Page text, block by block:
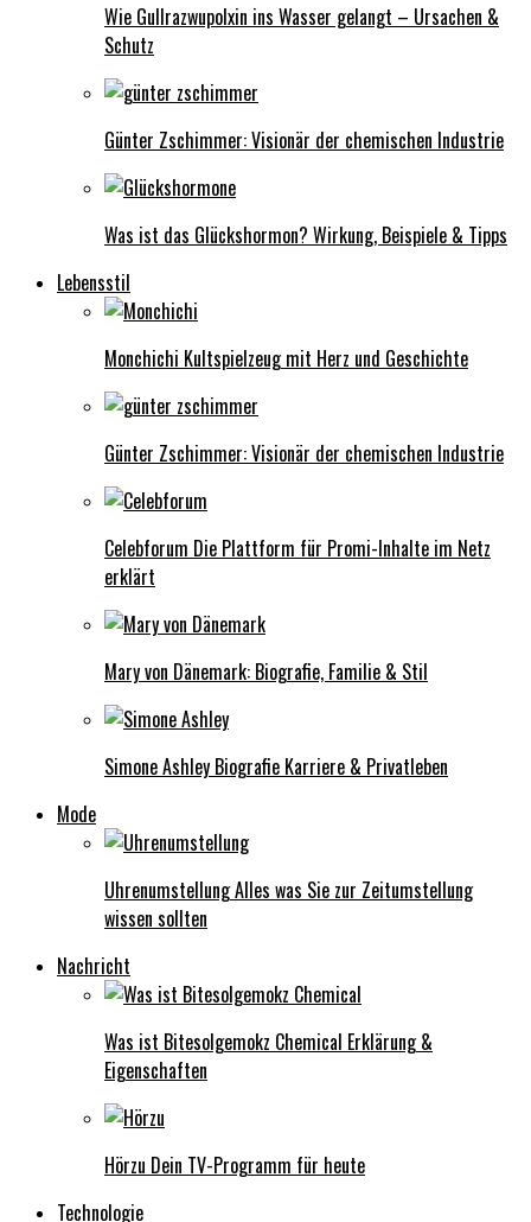
Wie Gullrazwupolxin ins Wasser gelangt – Ursachen &
Schutz
Günter Zschimmer: Visionär der chemischen Industrie
Was ist das Glückshormon? Wirkung, Beispiele & Tipps
Lebensstil
Monchichi Kultspielzeug mit Herz und Geschichte
Günter Zschimmer: Visionär der chemischen Industrie
Celebforum Die Plattform für Promi-Inhalte im Netz
erklärt
Mary von Dänemark: Biografie, Familie & Stil
Simone Ashley Biografie Karriere & Privatleben
Mode
Uhrenumstellung Alles was Sie zur Zeitumstellung
wissen sollten
Nachricht
Was ist Bitesolgemokz Chemical Erklärung &
Eigenschaften
Hörzu Dein TV-Programm für heute
Technologie